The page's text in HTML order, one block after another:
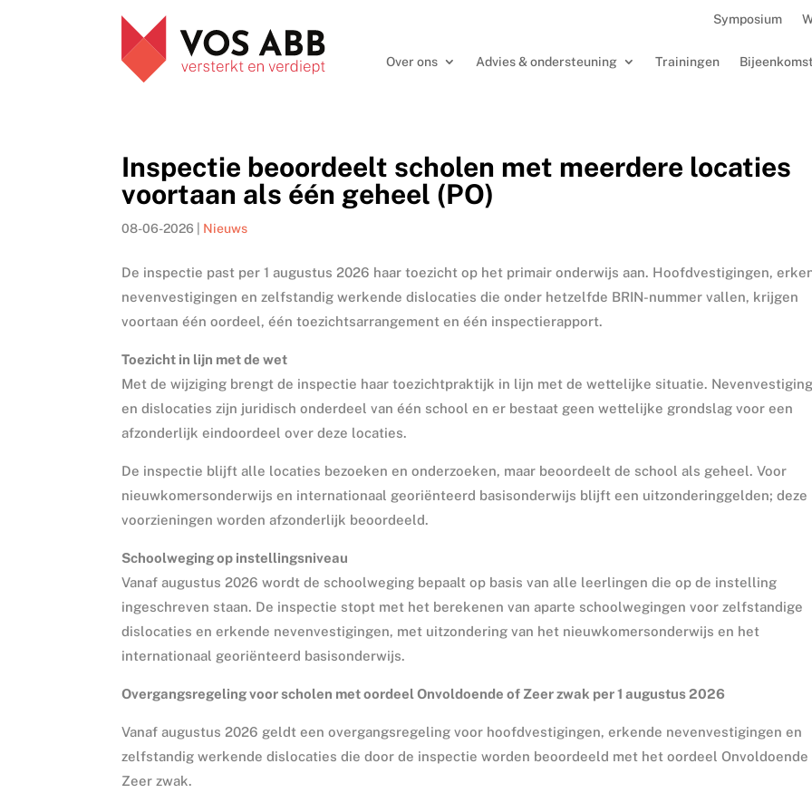
Symposium
Over ons Advies & ondersteuning Trainingen
Inspectie beoordeelt scholen met meerdere locaties
voortaan als één geheel (PO)
08-06-2026 Nieuws
De inspectie past per 1 augustus 2026 haar toezicht op het primair onderwijs aan. Hoofdvestigingen,
nevenvestigingen en zelfstandig werkende dislocaties die onder hetzelfde BRIN-nummer vallen, krijgen
voortaan één oordeel, één toezichtsarrangement en één inspectierapport.
Toezicht in lijn met de wet
Met de wijziging brengt de inspectie haar toezichtpraktijk in lijn met de wettelijke situatie.
en dislocaties zijn juridisch onderdeel van één school en er bestaat geen wettelijke grondslag voor een
afzonderlijk eindoordeel over deze locaties.
De inspectie blijft alle locaties bezoeken en onderzoeken, maar beoordeelt de school als geheel. Voor
nieuwkomersonderwijs en internationaal georiënteerd basisonderwijs blijft een uitzonderinggelden; deze
voorzieningen worden afzonderlijk beoordeeld.
Schoolweging op instellingsniveau
Vanaf augustus 2026 wordt de schoolweging bepaalt op basis van alle leerlingen die op de instelling
ingeschreven staan. De inspectie stopt met het berekenen van aparte schoolwegingen voor zelfstandige
dislocaties en erkende nevenvestigingen, met uitzondering van het nieuwkomersonderwijs en het
internationaal georiënteerd basisonderwijs.
Overgangsregeling voor scholen met oordeel Onvoldoende of Zeer zwak per 1 augustus 2026
Vanaf augustus 2026 geldt een overgangsregeling voor hoofdvestigingen, erkende nevenvestigingen en
zelfstandig werkende dislocaties die door de inspectie worden beoordeeld met het oordeel Onvoldoende
Zeer zwak.